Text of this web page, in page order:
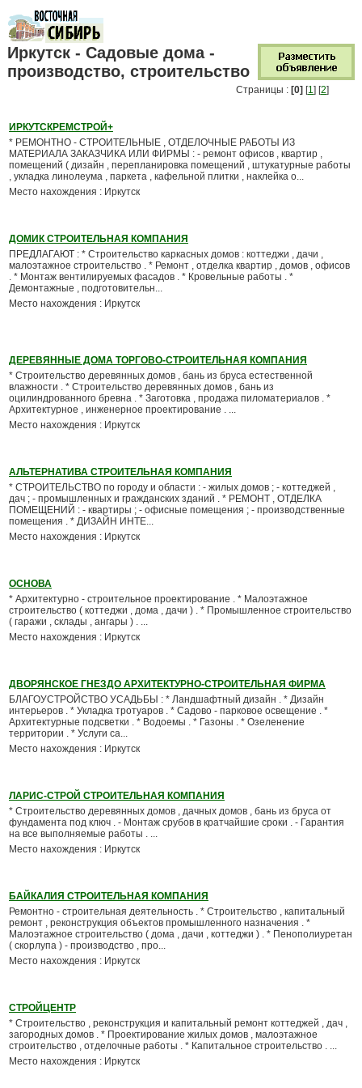
Иркутск - Садовые дома -
производство, строительство
Страницы : [0] [1] [2]
ИРКУТСКРЕМСТРОЙ+
* РЕМОНТНО - СТРОИТЕЛЬНЫЕ , ОТДЕЛОЧНЫЕ РАБОТЫ ИЗ
МАТЕРИАЛА ЗАКАЗЧИКА ИЛИ ФИРМЫ : - ремонт офисов , квартир ,
помещений ( дизайн , перепланировка помещений , штукатурные работы
, укладка линолеума , паркета , кафельной плитки , наклейка о...
Место нахождения : Иркутск
ДОМИК СТРОИТЕЛЬНАЯ КОМПАНИЯ
ПРЕДЛАГАЮТ : * Строительство каркасных домов : коттеджи , дачи ,
малоэтажное строительство . * Ремонт , отделка квартир , домов , офисов
. * Монтаж вентилируемых фасадов . * Кровельные работы . *
Демонтажные , подготовительн...
Место нахождения : Иркутск
ДЕРЕВЯННЫЕ ДОМА ТОРГОВО-СТРОИТЕЛЬНАЯ КОМПАНИЯ
* Строительство деревянных домов , бань из бруса естественной
влажности . * Строительство деревянных домов , бань из
оцилиндрованного бревна . * Заготовка , продажа пиломатериалов . *
Архитектурное , инженерное проектирование . ...
Место нахождения : Иркутск
АЛЬТЕРНАТИВА СТРОИТЕЛЬНАЯ КОМПАНИЯ
* СТРОИТЕЛЬСТВО по городу и области : - жилых домов ; - коттеджей ,
дач ; - промышленных и гражданских зданий . * РЕМОНТ , ОТДЕЛКА
ПОМЕЩЕНИЙ : - квартиры ; - офисные помещения ; - производственные
помещения . * ДИЗАЙН ИНТЕ...
Место нахождения : Иркутск
ОСНОВА
* Архитектурно - строительное проектирование . * Малоэтажное
строительство ( коттеджи , дома , дачи ) . * Промышленное строительство
( гаражи , склады , ангары ) . ...
Место нахождения : Иркутск
ДВОРЯНСКОЕ ГНЕЗДО АРХИТЕКТУРНО-СТРОИТЕЛЬНАЯ ФИРМА
БЛАГОУСТРОЙСТВО УСАДЬБЫ : * Ландшафтный дизайн . * Дизайн
интерьеров . * Укладка тротуаров . * Садово - парковое освещение . *
Архитектурные подсветки . * Водоемы . * Газоны . * Озеленение
территории . * Услуги са...
Место нахождения : Иркутск
ЛАРИС-СТРОЙ СТРОИТЕЛЬНАЯ КОМПАНИЯ
* Строительство деревянных домов , дачных домов , бань из бруса от
фундамента под ключ . - Монтаж срубов в кратчайшие сроки . - Гарантия
на все выполняемые работы . ...
Место нахождения : Иркутск
БАЙКАЛИЯ СТРОИТЕЛЬНАЯ КОМПАНИЯ
Ремонтно - строительная деятельность . * Строительство , капитальный
ремонт , реконструкция объектов промышленного назначения . *
Малоэтажное строительство ( дома , дачи , коттеджи ) . * Пенополиуретан
( скорлупа ) - производство , про...
Место нахождения : Иркутск
СТРОЙЦЕНТР
* Строительство , реконструкция и капитальный ремонт коттеджей , дач ,
загородных домов . * Проектирование жилых домов , малоэтажное
строительство , отделочные работы . * Капитальное строительство . ...
Место нахождения : Иркутск